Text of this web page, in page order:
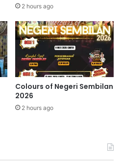
2 hours ago
Colours of Negeri Sembilan
2026
2 hours ago